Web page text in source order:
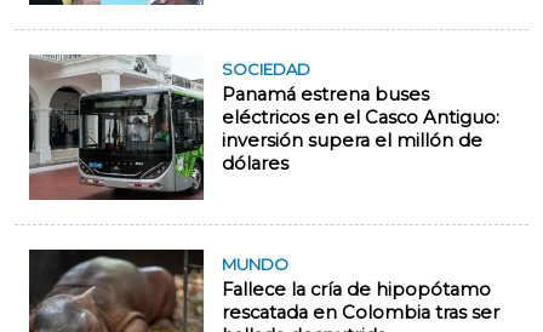
SOCIEDAD
Panamá estrena buses
eléctricos en el Casco Antiguo:
inversión supera el millón de
dólares
MUNDO
Fallece la cría de hipopótamo
rescatada en Colombia tras ser